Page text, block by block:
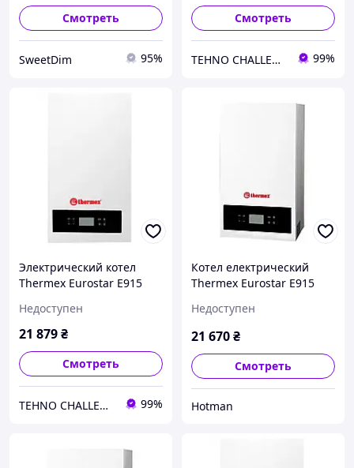
Смотреть
SweetDim 95%
Смотреть
TEHNO CHALLENGE 99%
Электрический котел
Thermex Eurostar E915
Недоступен
21 879₴
Смотреть
TEHNO CHALLENGE 99%
Котел електрический
Thermex Eurostar E915
Недоступен
21 670₴
Смотреть
Hotman